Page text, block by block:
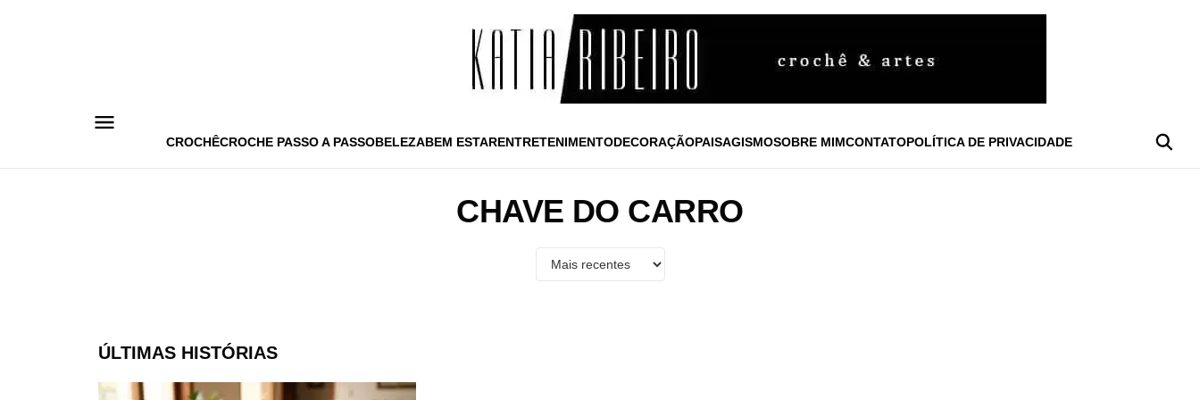
CROCHÊCROCHE PASSO A PASSOBELEZABEM ESTARENTRETENIMENTODECORAÇÃOPAISAGISMOSOBRE MIMCONTATOPOLÍTICA DE PRIVACIDADE
CHAVE DO CARRO
ÚLTIMAS HISTÓRIAS